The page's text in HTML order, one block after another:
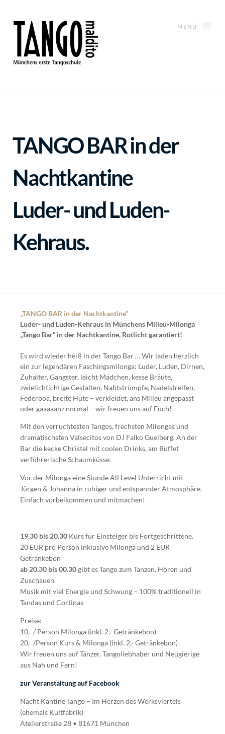
MENÜ
TANGO BARin der
Nachtkantine
Luder- und Luden-
Kehraus.
„TANGO BAR in der Nachtkantine“
Luder- und Luden-Kehraus in Münchens Milieu-Milonga
„Tango Bar“ in der Nachtkantine, Rotlicht garantiert!
Es wird wieder heiß in der Tango Bar … Wir laden herzlich
ein zur legendären Faschingsmilonga: Luder, Luden, Dirnen,
Zuhälter, Gangster, leicht Mädchen, kesse Bräute,
zwielichtichtige Gestalten, Nahtstrümpfe, Nadelstreifen,
Federboa, breite Hüte – verkleidet, ans Milieu angepasst
oder gaaaaanz normal – wir freuen uns auf Euch!
Mit den verruchtesten Tangos, frechsten Milongas und
dramatischsten Valsecitos von DJ Falko Guelberg. An der
Bar die kecke Christel mit coolen Drinks, am Buffet
verführerische Schaumküsse.
Vor der Milonga eine Stunde All Level Unterricht mit
Jürgen & Johanna in ruhiger und entspannter Atmosphäre.
Einfach vorbeikommen und mitmachen!
19.30 bis 20.30 Kurs für Einsteiger bis Fortgeschrittene.
20 EUR pro Person inklusive Milonga und 2 EUR
Getränkebon
ab 20.30 bis 00.30gibt es Tango zum Tanzen, Hören und
Zuschauen.
Musik mit viel Energie und Schwung – 100% traditionell in
Tandas und Cortinas
Preise:
10,- / Person Milonga (inkl. 2,- Getränkebon)
20,- /Person Kurs & Milonga (inkl. 2,- Getränkebon)
Wir freuen uns auf Tänzer, Tangoliebhaber und Neugierige
aus Nah und Fern!
zur Veranstaltung auf Facebook
Nacht Kantine Tango – Im Herzen des Werksviertels
(ehemals Kultfabrik)
Atelierstraße 28 • 81671 München